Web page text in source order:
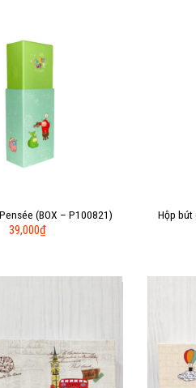
(BOX – P100821)
39,000₫
Hộp bút